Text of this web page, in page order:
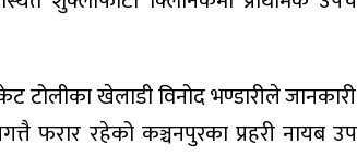
टोलीका खेलाडी विनोद भण्डारीले
फरार रहेको कञ्चनपुरका प्रहरी नायब